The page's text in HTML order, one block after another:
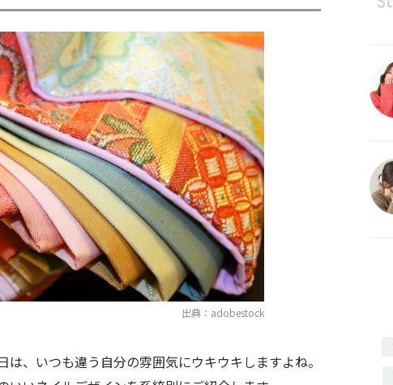
出典：adobestock
、いつも違う自分の雰囲気にウキウキしますよね。